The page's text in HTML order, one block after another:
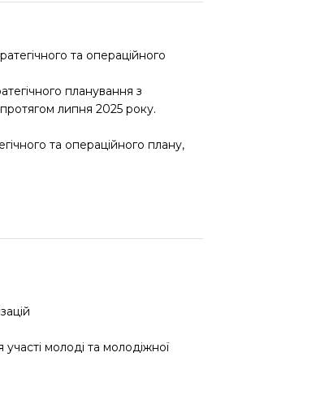
та операційного
планування з
липня 2025 року.
та операційного плану,
молоді та молодіжної